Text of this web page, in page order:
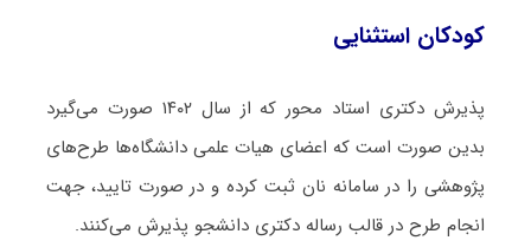
کودکان استثنایی
پذیرش دکتری استاد محور که از سال ۱۴۰۲ صورت می‌گیرد
بدین صورت است که اعضای هیات علمی دانشگاه‌ها طرح‌های
پژوهشی را در سامانه نان ثبت کرده و در صورت تایید، جهت
انجام طرح در قالب رساله دکتری دانشجو پذیرش می‌کنند.